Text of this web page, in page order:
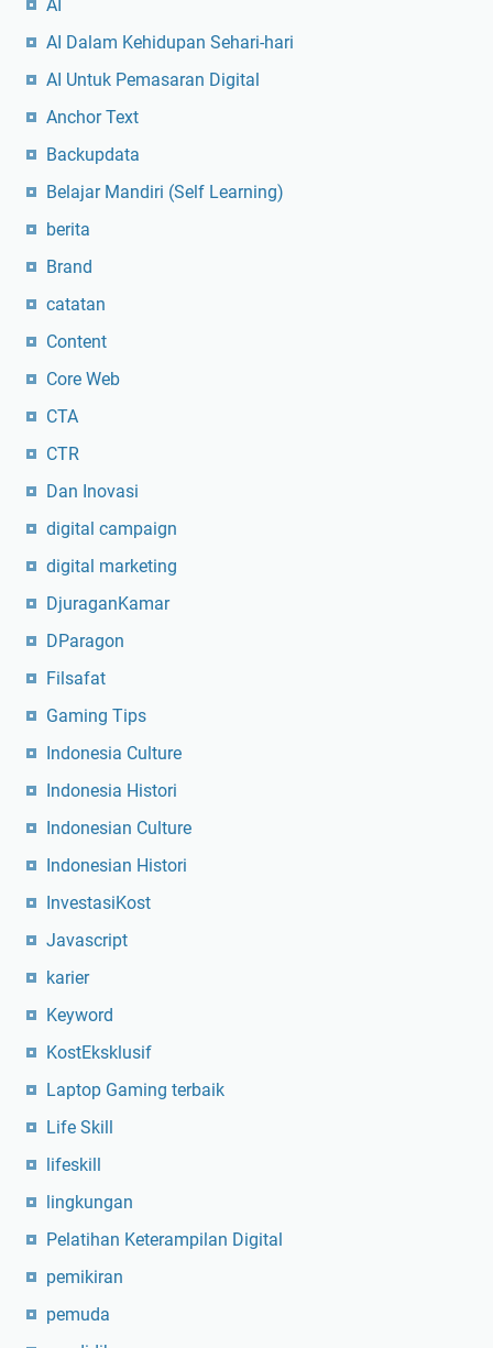
AI
AI Dalam Kehidupan Sehari-hari
AI Untuk Pemasaran Digital
Anchor Text
Backupdata
Belajar Mandiri (Self Learning)
berita
Brand
catatan
Content
Core Web
CTA
CTR
Dan Inovasi
digital campaign
digital marketing
DjuraganKamar
DParagon
Filsafat
Gaming Tips
Indonesia Culture
Indonesia Histori
Indonesian Culture
Indonesian Histori
InvestasiKost
Javascript
karier
Keyword
KostEksklusif
Laptop Gaming terbaik
Life Skill
lifeskill
lingkungan
Pelatihan Keterampilan Digital
pemikiran
pemuda